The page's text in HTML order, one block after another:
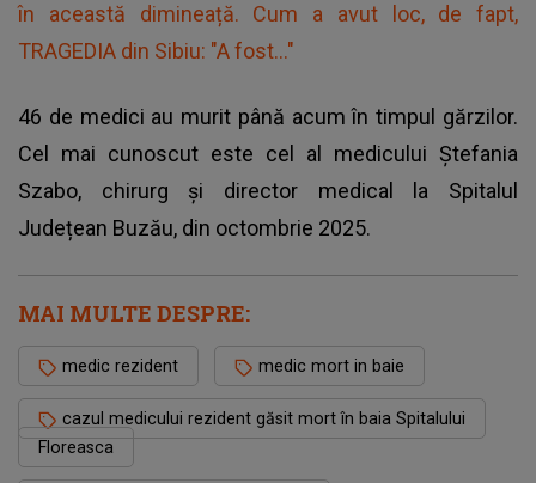
în această dimineață. Cum a avut loc, de fapt,
TRAGEDIA din Sibiu: "A fost..."
46 de medici au murit până acum în timpul gărzilor.
Cel mai cunoscut este cel al medicului Ștefania
Szabo, chirurg și director medical la Spitalul
Județean Buzău, din octombrie 2025.
MAI MULTE DESPRE:
medic rezident medic mort in baie
cazul medicului rezident găsit mort în baia Spitalului
Floreasca